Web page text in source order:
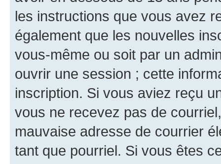
les instructions que vous avez
également que les nouvelles
vous-même ou soit par un
ouvrir une session ; cette
inscription. Si vous aviez reçu
vous ne recevez pas de
mauvaise adresse de courrier
tant que pourriel. Si vous êtes